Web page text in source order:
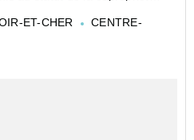
barèmes d'honorai...
ET-CHER
CENTRE-